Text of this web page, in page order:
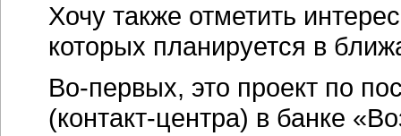
Хочу также отметить
которых планируется в
Во-первых, это проект по
(контакт-центра) в банке